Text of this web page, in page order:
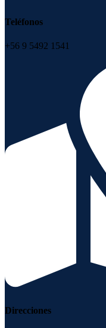
Teléfonos
+56 9 5492 1541
Direcciones